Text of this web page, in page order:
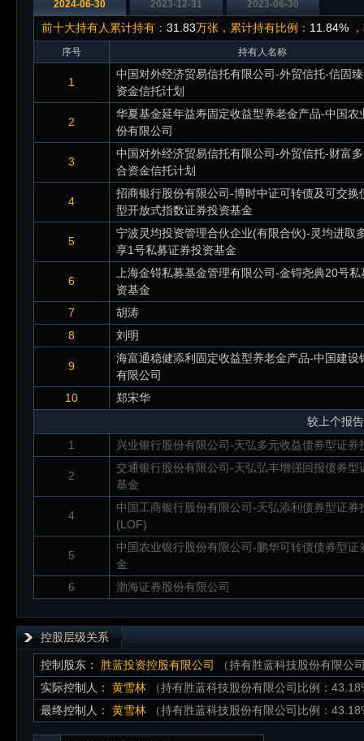
2024-06-30 2023-12-31 2023-06-30
前十大持有人累计持有： 31.83万张，累计持有比例： 11.84%
序号 持有人名称
1
中国对外经济贸易信托有限公司-外贸信托-信固
资金信托计划
2
华夏基金延年益寿固定收益型养老金产品-中国农
份有限公司
3
中国对外经济贸易信托有限公司-外贸信托-财富
合资金信托计划
4
招商银行股份有限公司-博时中证可转债及可交换
型开放式指数证券投资基金
5
宁波灵均投资管理合伙企业(有限合伙)-灵均进取
享1号私募证券投资基金
6
上海金锝私募基金管理有限公司-金锝尧典20号
资基金
7
胡涛
8
刘明
9
海富通稳健添利固定收益型养老金产品-中国建设
有限公司
10
郑宋华
较上个报
1
兴业银行股份有限公司-天弘多元收益债券型证券
2
交通银行股份有限公司-天弘弘丰增强回报债券型
基金
4
中国工商银行股份有限公司-天弘添利债券型证券
(LOF)
5
中国农业银行股份有限公司-鹏华可转债债券型证
金
6
渤海证券股份有限公司
控股层级关系
控制股东： 胜蓝投资控股有限公司
（持有胜蓝科技股份有限公
实际控制人：
黄雪林
（持有胜蓝科技股份有限公司比例：
最终控制人：
黄雪林 （持有胜蓝科技股份有限公司比例：